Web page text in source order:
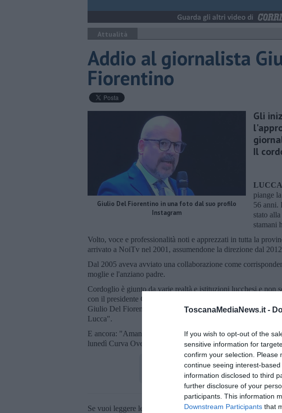
ToscanaMediaNews.it -
If you wish to opt-out of the
sensitive information for
confirm your selection. Please
continue seeing interest-
information disclosed to third
further disclosure of your
participants. This information
Downstream Participants that
Attualità
Addio al giornalista
Fiorentino
Giulio Del Fiorentino in una foto dal suo profilo
Instagram
Gli
Il
piange
56 anni.
stato
stamani
Volto, voce e professionalità noti e apprezzati in tutta la
arrivato a NoiTv nel 2001, assumendone la direzione dal
Dal 2005 aveva avviato una collaborazione come
moglie e l'anziano padre.
Cordoglio è giunto da varie realtà e istituzioni lucchesi e non
con il presidente Giampaolo Marchini e l'intero Consiglio, lo
Giulio Del Fiorentino è stato uno dei giornalisti più attivi e
Lucca".
E ancora: "Amante dello sport, telecronista, tifoso della
lunedì Curva Ovest".
Se vuoi leggere le notizie principali della Toscana iscriviti alla